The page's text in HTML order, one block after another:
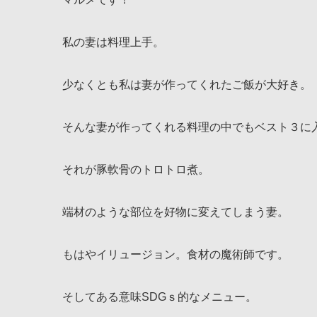
私の妻は料理上手。
少なくとも私は妻が作ってくれたご飯が大好き。
そんな妻が作ってくれる料理の中でもベスト３に
それが豚軟骨のトロトロ煮。
端材のような部位を好物に変えてしまう妻。
もはやイリュージョン。食材の魔術師です。
そしてある意味SDGｓ的なメニュー。